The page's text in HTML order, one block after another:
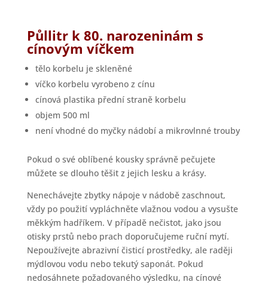
Půllitr k 80. narozeninám s
cínovým víčkem
tělo korbelu je skleněné
víčko korbelu vyrobeno z cínu
cínová plastika přední straně korbelu
objem 500 ml
není vhodné do myčky nádobí a mikrovlnné trouby
Pokud o své oblíbené kousky správně pečujete
můžete se dlouho těšit z jejich lesku a krásy.
Nenechávejte zbytky nápoje v nádobě zaschnout,
vždy po použití vypláchněte vlažnou vodou a vysušte
měkkým hadříkem. V případě nečistot, jako jsou
otisky prstů nebo prach doporučujeme ruční mytí.
Nepoužívejte abrazivní čisticí prostředky, ale raději
mýdlovou vodu nebo tekutý saponát. Pokud
nedosáhnete požadovaného výsledku, na cínové